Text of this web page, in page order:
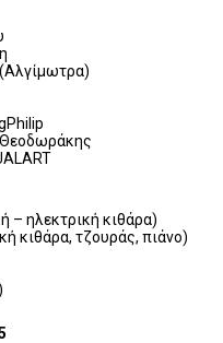
– ηλεκτρική κιθάρα)
κιθάρα, τζουράς, πιάνο)